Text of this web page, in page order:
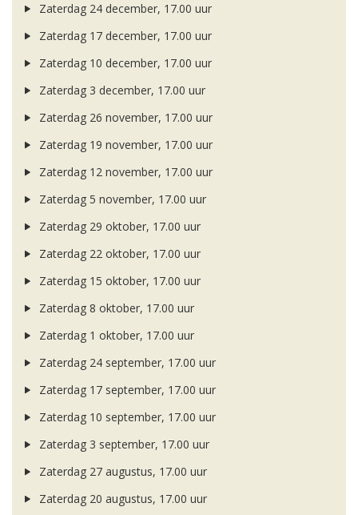
Zaterdag 24 december, 17.00 uur
Zaterdag 17 december, 17.00 uur
Zaterdag 10 december, 17.00 uur
Zaterdag 3 december, 17.00 uur
Zaterdag 26 november, 17.00 uur
Zaterdag 19 november, 17.00 uur
Zaterdag 12 november, 17.00 uur
Zaterdag 5 november, 17.00 uur
Zaterdag 29 oktober, 17.00 uur
Zaterdag 22 oktober, 17.00 uur
Zaterdag 15 oktober, 17.00 uur
Zaterdag 8 oktober, 17.00 uur
Zaterdag 1 oktober, 17.00 uur
Zaterdag 24 september, 17.00 uur
Zaterdag 17 september, 17.00 uur
Zaterdag 10 september, 17.00 uur
Zaterdag 3 september, 17.00 uur
Zaterdag 27 augustus, 17.00 uur
Zaterdag 20 augustus, 17.00 uur